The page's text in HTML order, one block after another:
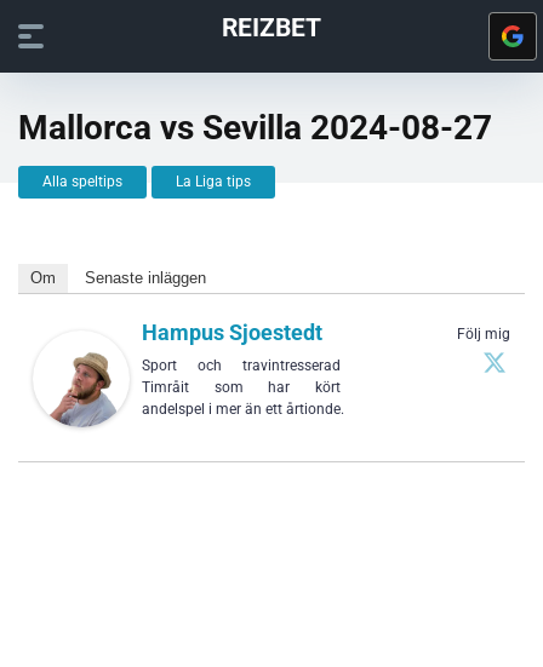
REIZBET
Mallorca vs Sevilla 2024-08-27
Alla speltips La Liga tips
Om Senaste inläggen
Följ mig
Hampus Sjoestedt
Sport och travintresserad
Timråit som har kört
andelspel i mer än ett årtionde.